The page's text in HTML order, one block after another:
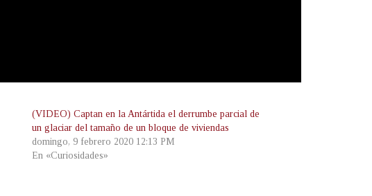
(VIDEO) Captan en la Antártida el derrumbe parcial de
un glaciar del tamaño de un bloque de viviendas
domingo, 9 febrero 2020 12:13 PM
En «Curiosidades»